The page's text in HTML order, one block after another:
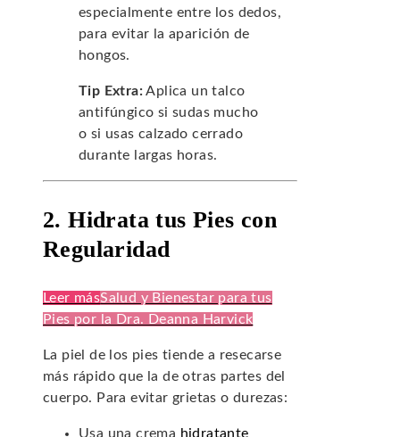
especialmente entre los dedos,
para evitar la aparición de
hongos.
Tip Extra:Aplica un talco
antifúngico si sudas mucho
o si usas calzado cerrado
durante largas horas.
2. Hidrata tus Pies con
Regularidad
Leer másSalud y Bienestar para tus
Pies por la Dra. Deanna Harvick
La piel de los pies tiende a resecarse
más rápido que la de otras partes del
cuerpo. Para evitar grietas o durezas:
Usa una crema hidratante